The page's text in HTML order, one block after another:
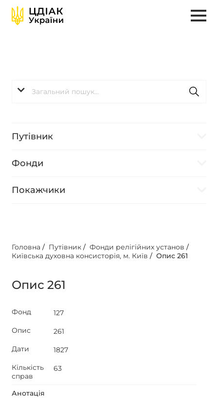
Путівник
Фонди
Покажчики
Головна / Путівник / Фонди релігійних установ /
Київська духовна консисторія, м. Київ / Опис 261
Опис 261
Фонд
127
Опис
261
Дати
1827
Кількість
справ
63
Анотація